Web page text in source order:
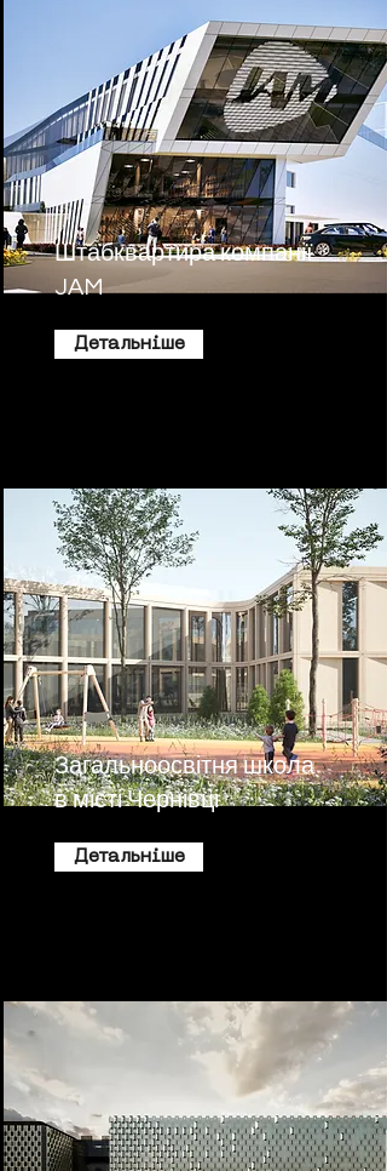
Штабквартира компанії
JAM
Детальніше
Загальноосвітня школа
в місті Чернівці
Детальніше